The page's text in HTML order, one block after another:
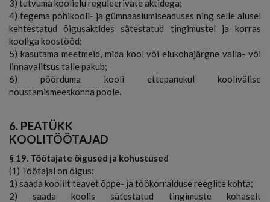
3) tutvuma koolielu reguleerivate aktidega;
4) tegema põhikooli- ja gümnaasiumiseaduses ning selle alusel
kehtestatud õigusaktides sätestatud tingimustel ja korras
kooliga koostööd;
5) kasutama meetmeid, mida kool või elukohajärgne valla- või
linnavalitsus talle pakub;
6) pöörduma kooli ettepanekul koolivälise
nõustamismeeskonna poole.
6. PEATÜKK
KOOLITÖÖTAJAD
§ 19. Töötajate õigused ja kohustused
(1) Töötajal on õigus:
1) saada koolilt teavet õppe- ja töökorralduse reeglite kohta;
2) saada koolis sätestatud tingimuste kohaselt